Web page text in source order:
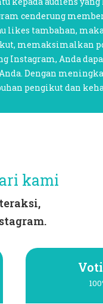
cenderung
likes tambahan,
memaksimalkan
Instagram, Anda
Dengan
pengikut dan
kami